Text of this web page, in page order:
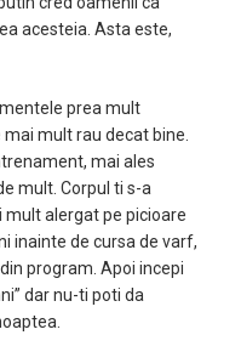
acesteia. Asta este,
prea mult
mult rau decat bine.
mai ales
mult. Corpul ti s-a
alergat pe picioare
inainte de cursa de varf,
program. Apoi incepi
dar nu-ti poti da